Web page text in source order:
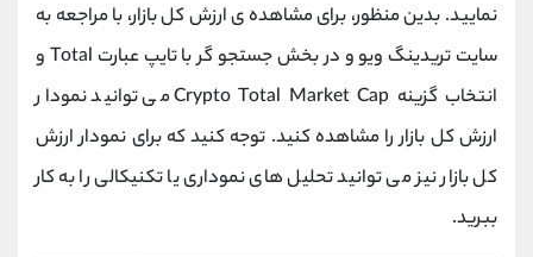
نمایید. بدین منظور، برای مشاهده ی ارزش کل بازار، با مراجعه به
سایت تریدینگ ویو و در بخش جستجو گر با تایپ عبارت Total و
انتخاب گزینه Crypto Total Market Cap می توانید نمودار
ارزش کل بازار را مشاهده کنید. توجه کنید که برای نمودار ارزش
کل بازار نیز می توانید تحلیل های نموداری یا تکنیکالی را به کار
ببرید.